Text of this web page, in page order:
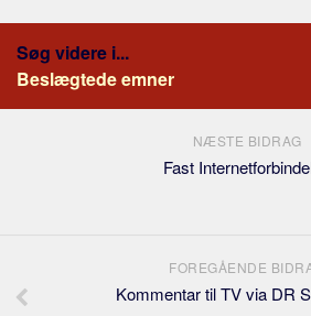
Søg videre i...
Beslægtede emner
NÆSTE BIDRAG
Fast
FOREGÅENDE
Kommentar til TV via DR